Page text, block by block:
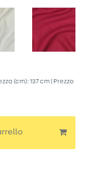
(cm): 137 cm | Prezzo